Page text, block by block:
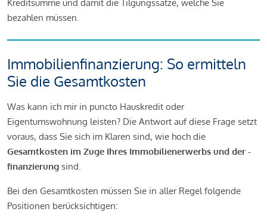
Kreditsumme und damit die Tilgungssätze, welche Sie
bezahlen müssen.
Immobilienfinanzierung: So ermitteln
Sie die Gesamtkosten
Was kann ich mir in puncto Hauskredit oder
Eigentumswohnung leisten? Die Antwort auf diese Frage setzt
voraus, dass Sie sich im Klaren sind, wie hoch die
Gesamtkosten im Zuge Ihres Immobilienerwerbs und der -
finanzierung sind.
Bei den Gesamtkosten müssen Sie in aller Regel folgende
Positionen berücksichtigen: